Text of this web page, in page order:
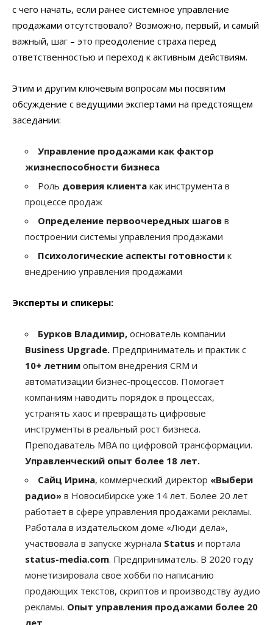
с чего начать, если ранее системное управление
продажами отсутствовало? Возможно, первый, и самый
важный, шаг – это преодоление страха перед
ответственностью и переход к активным действиям.
Этим и другим ключевым вопросам мы посвятим
обсуждение с ведущими экспертами на предстоящем
заседании:
Управление продажами как фактор
жизнеспособности бизнеса
Роль доверия клиента как инструмента в
процессе продаж
Определение первоочередных шагов в
построении системы управления продажами
Психологические аспекты готовности к
внедрению управления продажами
Эксперты и спикеры:
Бурков Владимир, основатель компании
Business Upgrade. Предприниматель и практик с
10+ летним опытом внедрения CRM и
автоматизации бизнес-процессов. Помогает
компаниям наводить порядок в процессах,
устранять хаос и превращать цифровые
инструменты в реальный рост бизнеса.
Преподаватель MBA по цифровой трансформации.
Управленческий опыт более 18 лет.
Сайц Ирина, коммерческий директор «Выбери
радио» в Новосибирске уже 14 лет. Более 20 лет
работает в сфере управления продажами рекламы.
Работала в издательском доме «Люди дела»,
участвовала в запуске журнала Status и портала
status-media.com. Предприниматель. В 2020 году
монетизировала свое хобби по написанию
продающих текстов, скриптов и производству аудио
рекламы. Опыт управления продажами более 20
лет